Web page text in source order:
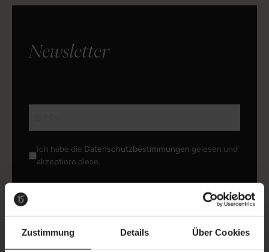
Zustimmung Details Über Cookies
Newsletter
Ich habe die Datenschutzbestimmungen gelesen und
akzeptiere diese.